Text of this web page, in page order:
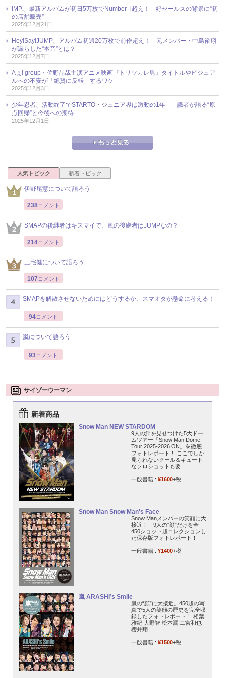
IMP.、最新アルバムが初日5万枚でNumber_i超え！ 好セールスの背景に“初
の店舗販売”
2025年12月21日
Hey!Say!JUMP、アルバム初週20万枚で前作超え！ 元メンバー・中島裕翔
が漏らした“本音”とは？
2025年12月7日
Aぇ! group・佐野晶哉主演アニメ映画『トリツカレ男』タイトルやビジュア
ルへの不安が「絶賛に反転」するワケ
2025年12月3日
少年忍者、活動終了でSTARTO・ジュニア界は激動の1年 ── 識者が語る“原
点回帰”と今後への期待
2025年12月1日
人気トピック 新着トピック
伊野尾慧について語ろう
238コメント
SMAPの後継者はキスマイで、嵐の後継者はJUMPなの？
214コメント
三宅健について語ろう
107 コメント
SMAPを解散させないためにはどうするか、スマオタが懸命に考える！
94コメント
嵐について語ろう
93コメント
サイゾーウーマン
新着商品
Snow Man NEW STARDOM
9人の絆を見せつけた5大ドー
ムツアー「Snow Man Dome
Tour 2025-2026 ON」を徹底
フォトレポート！ ここでしか
見られないクール＆キュート
なソロショットも要...
一般書籍 : ¥1600+税
Snow Man Snow Man's Face
Snow Manメンバーの笑顔に大
接近！ 9人の“顔”だけを全
450ショット超コレクションし
た保存版フォトレポート！
一般書籍 : ¥1400+税
嵐 ARASHI’s Smile
嵐の“顔”に大接近。450超の写
真で5人の笑顔の歴史を完全収
録したフォトレポート！ 相葉
雅紀 大野智 松本潤 二宮和也
櫻井翔
一般書籍 : ¥1500+税